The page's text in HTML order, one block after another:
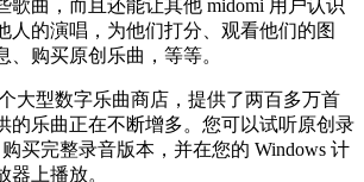
歌曲，而且还能让其他 midomi 用户认识
人的演唱，为他们打分、观看他们的图
、购买原创乐曲，等等。
大型数字乐曲商店，提供了两百多万首
的乐曲正在不断增多。您可以试听原创录
买完整录音版本，并在您的 Windows 计
器上播放。